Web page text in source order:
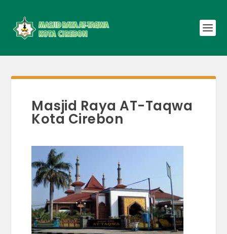
Masjid Raya AT-Taqwa
Kota Cirebon